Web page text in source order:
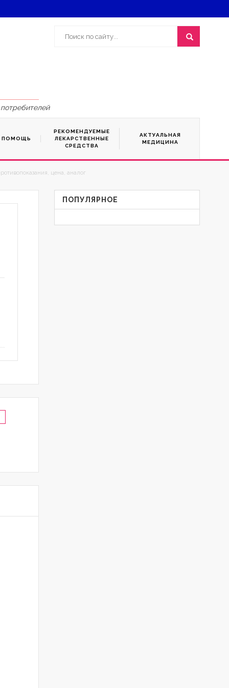
ПОМОЩЬ
РЕКОМЕНДУЕМЫЕ
ЛЕКАРСТВЕННЫЕ
СРЕДСТВА
АКТУАЛЬНАЯ
МЕДИЦИНА
цена, аналог
ПОПУЛЯРНОЕ